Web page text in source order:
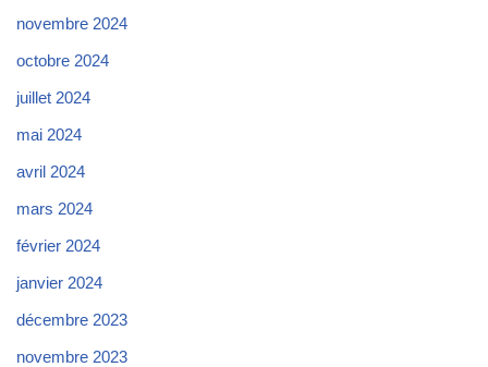
novembre 2024
octobre 2024
juillet 2024
mai 2024
avril 2024
mars 2024
février 2024
janvier 2024
décembre 2023
novembre 2023